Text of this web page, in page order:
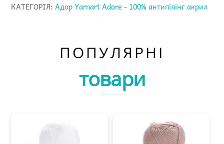
-
КАТЕГОРІЯ:Адор Yarnart Adore - 100% антипілінг акрил
ПОПУЛЯРНІ
товари